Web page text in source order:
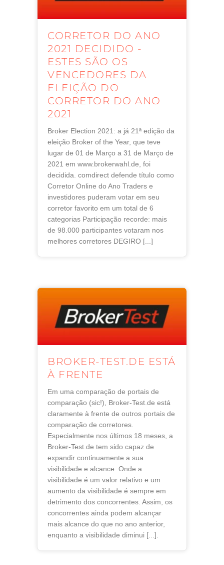
CORRETOR DO ANO
2021 DECIDIDO -
ESTES SÃO OS
VENCEDORES DA
ELEIÇÃO DO
CORRETOR DO ANO
2021
Broker Election 2021: a já 21ª edição da
eleição Broker of the Year, que teve
lugar de 01 de Março a 31 de Março de
2021 em www.brokerwahl.de, foi
decidida. comdirect defende título como
Corretor Online do Ano Traders e
investidores puderam votar em seu
corretor favorito em um total de 6
categorias Participação recorde: mais
de 98.000 participantes votaram nos
melhores corretores DEGIRO [...]
BROKER-TEST.DE ESTÁ
À FRENTE
Em uma comparação de portais de
comparação (sic!), Broker-Test.de está
claramente à frente de outros portais de
comparação de corretores.
Especialmente nos últimos 18 meses, a
Broker-Test.de tem sido capaz de
expandir continuamente a sua
visibilidade e alcance. Onde a
visibilidade é um valor relativo e um
aumento da visibilidade é sempre em
detrimento dos concorrentes. Assim, os
concorrentes ainda podem alcançar
mais alcance do que no ano anterior,
enquanto a visibilidade diminui [...].